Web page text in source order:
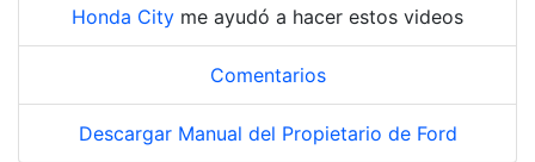
Honda City me ayudó a hacer estos videos
Comentarios
Descargar Manual del Propietario de Ford